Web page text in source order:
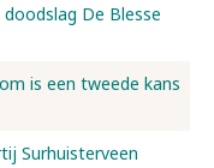
De Blesse
is een tweede kans
Surhuisterveen